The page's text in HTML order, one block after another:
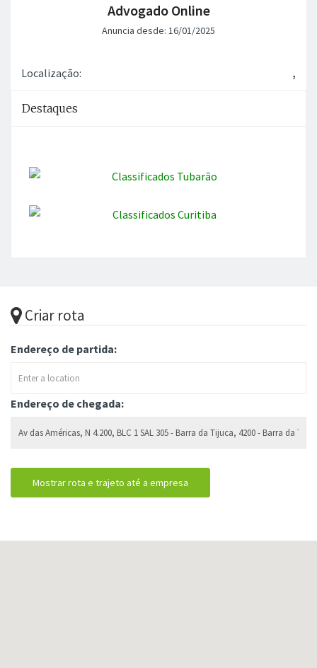
Advogado Online
Anuncia desde: 16/01/2025
Localização: ,
Destaques
Criar rota
Endereço de partida:
Endereço de chegada: